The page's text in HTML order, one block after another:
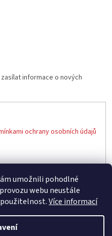
umožnili pohodlné
webu neustále
Více informací
informace o nových
ochrany osobních údajů